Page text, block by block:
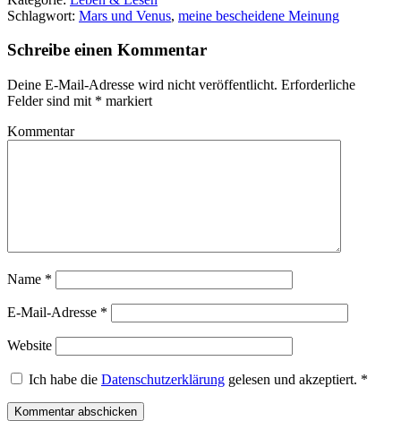
Schlagwort: Mars und Venus, meine bescheidene Meinung
Schreibe einen Kommentar
Deine E-Mail-Adresse wird nicht veröffentlicht. Erforderliche
Felder sind mit * markiert
Kommentar
Name *
E-Mail-Adresse *
Website
Ich habe die Datenschutzerklärung gelesen und akzeptiert. *